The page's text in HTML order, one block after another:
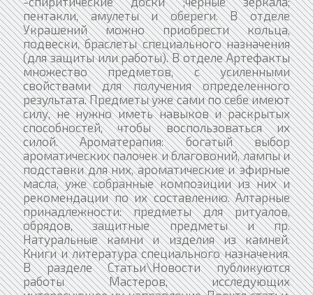
пентакли, амулеты и обереги. В отделе
Украшений можно приобрести кольца,
подвески, браслеты специального назначения
(для защиты или работы). В отделе Артефакты
множество предметов, с усиленными
свойствами для получения определенного
результата. Предметы уже сами по себе имеют
силу, не нужно иметь навыков и раскрытых
способностей, чтобы воспользоваться их
силой. Ароматерапия: богатый выбор
ароматических палочек и благовоний, лампы и
подставки для них, ароматические и эфирные
масла, уже собранные композиции из них и
рекомендации по их составлению. Алтарные
принадлежности: предметы для ритуалов,
обрядов, защитные предметы и пр.
Натуральные камни и изделия из камней.
Книги и литература специального назначения.
В разделе Статьи\Новости публикуются
работы Мастеров, исследующих